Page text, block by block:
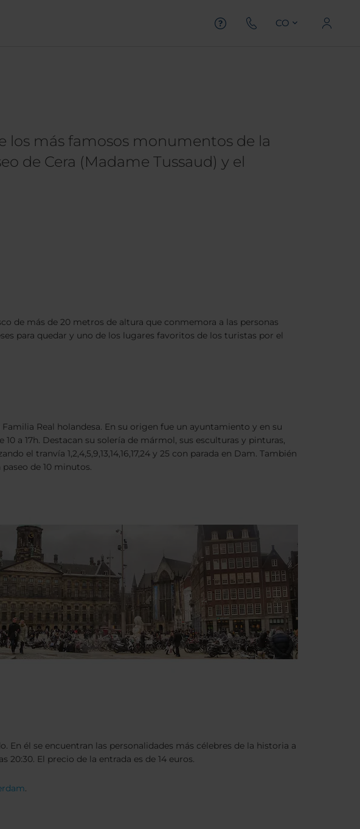
CO
los más famosos monumentos de la
de Cera (Madame Tussaud) y el
de más de 20 metros de altura que conmemora a las personas
para quedar y uno de los lugares favoritos de los turistas por el
Real holandesa. En su origen fue un ayuntamiento y en su
a 17h. Destacan su solería de mármol, sus esculturas y pinturas,
el tranvía 1,2,4,5,9,13,14,16,17,24 y 25 con parada en Dam. También
de 10 minutos.
En él se encuentran las personalidades más célebres de la historia a
20:30. El precio de la entrada es de 14 euros.
.